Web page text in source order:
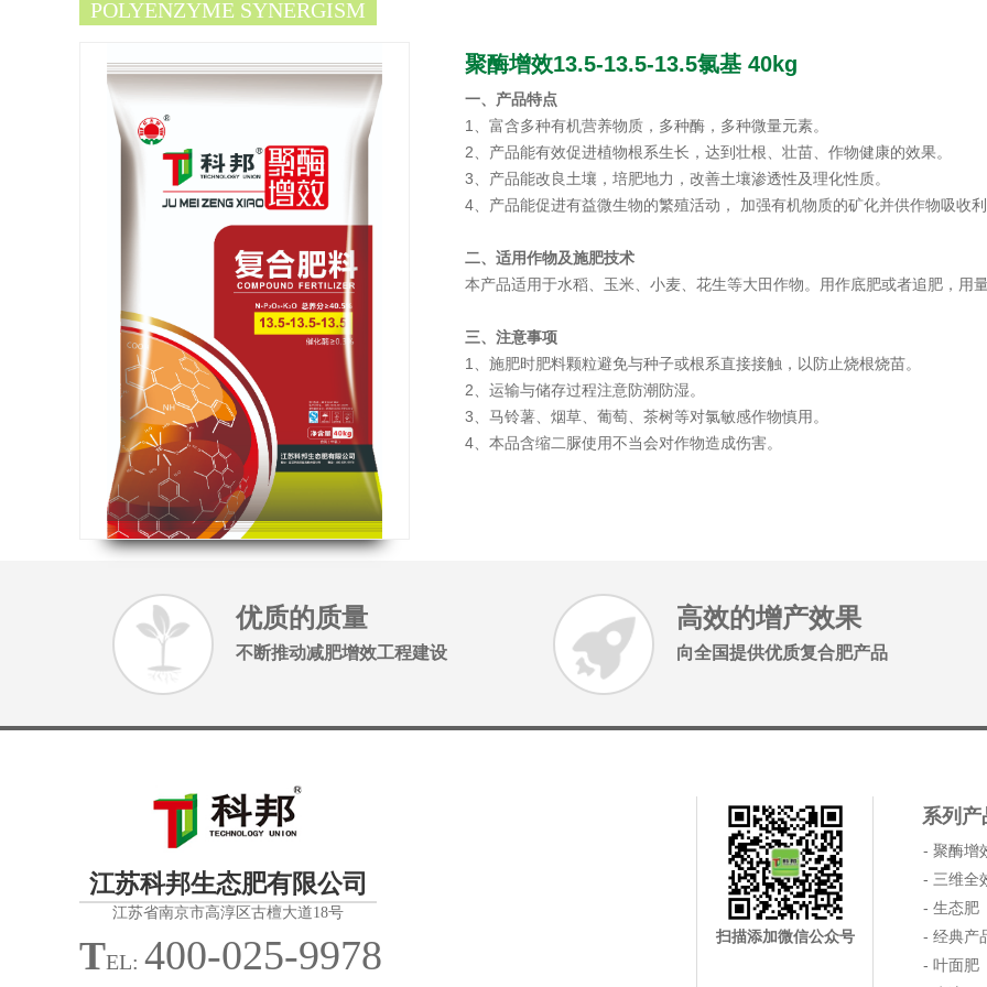
POLYENZYME SYNERGISM
聚酶增效13.5-13.5-13.5氯基 40kg
一、产品特点
1、富含多种有机营养物质，多种酶，多种微量元素。
2、产品能有效促进植物根系生长，达到壮根、壮苗、作物健康的效果。
3、产品能改良土壤，培肥地力，改善土壤渗透性及理化性质。
4、产品能促进有益微生物的繁殖活动， 加强有机物质的矿化并供作物吸收利
二、适用作物及施肥技术
本产品适用于水稻、玉米、小麦、花生等大田作物。用作底肥或者追肥，用
三、注意事项
1、施肥时肥料颗粒避免与种子或根系直接接触，以防止烧根烧苗。
2、运输与储存过程注意防潮防湿。
3、马铃薯、烟草、葡萄、茶树等对氯敏感作物慎用。
4、本品含缩二脲使用不当会对作物造成伤害。
优质的质量
不断推动减肥增效工程建设
高效的增产效果
向全国提供优质复合肥产品
江苏科邦生态肥有限公司
江苏省南京市高淳区古檀大道18号
TEL: 400-025-9978 扫描添加微信公众号
系列产
- 聚酶增
- 三维全
- 生态肥
- 经典产
- 叶面肥